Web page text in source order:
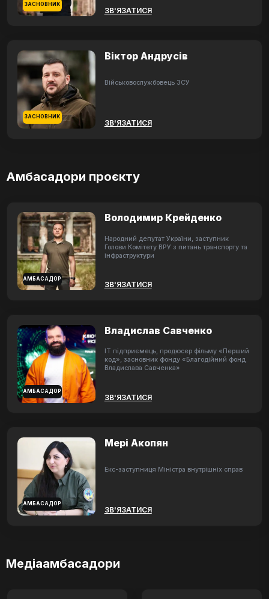
ЗАСНОВНИК
ЗВ'ЯЗАТИСЯ
ЗАСНОВНИК
Віктор Андрусів
Військовослужбовець ЗСУ
ЗВ'ЯЗАТИСЯ
Амбасадори проєкту
АМБАСАДОР
Володимир Крейденко
Народний депутат України, заступник
Голови Комітету ВРУ з питань транспорту та
інфраструктури
ЗВ'ЯЗАТИСЯ
АМБАСАДОР
Владислав Савченко
ІТ підприємець, продюсер фільму «Перший
код», засновник фонду «Благодійний фонд
Владислава Савченка»
ЗВ'ЯЗАТИСЯ
АМБАСАДОР
Мері Акопян
Екс-заступниця Міністра внутрішніх справ
ЗВ'ЯЗАТИСЯ
Медіаамбасадори